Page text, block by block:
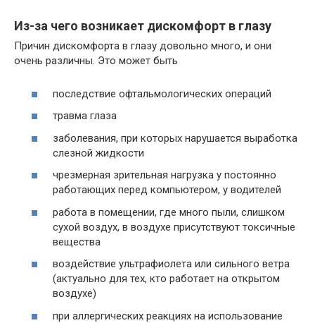
Из-за чего возникает дискомфорт в глазу
Причин дискомфорта в глазу довольно много, и они
очень различны. Это может быть
последствие офтальмологических операций
травма глаза
заболевания, при которых нарушается выработка
слезной жидкости
чрезмерная зрительная нагрузка у постоянно
работающих перед компьютером, у водителей
работа в помещении, где много пыли, слишком
сухой воздух, в воздухе присутствуют токсичные
вещества
воздействие ультрафиолета или сильного ветра
(актуально для тех, кто работает на открытом
воздухе)
при аллергических реакциях на использование